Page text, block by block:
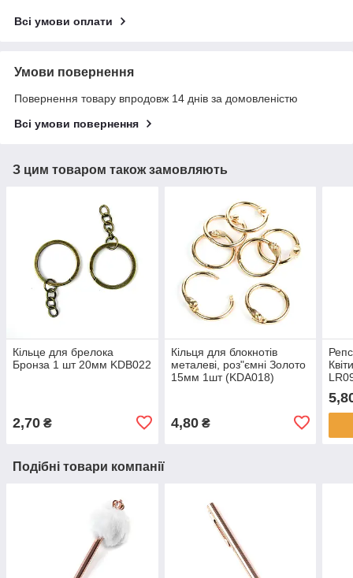
Всі умови оплати
Умови повернення
Повернення товару впродовж 14 днів за домовленістю
Всі умови повернення
З цим товаром також замовляють
Кільце для брелока
Бронза 1 шт 20мм KDB022
2,70 ₴
Кільця для блокнотів
металеві, роз"ємні Золото
15мм 1шт (KDA018)
4,80₴
Подібні товари компанії